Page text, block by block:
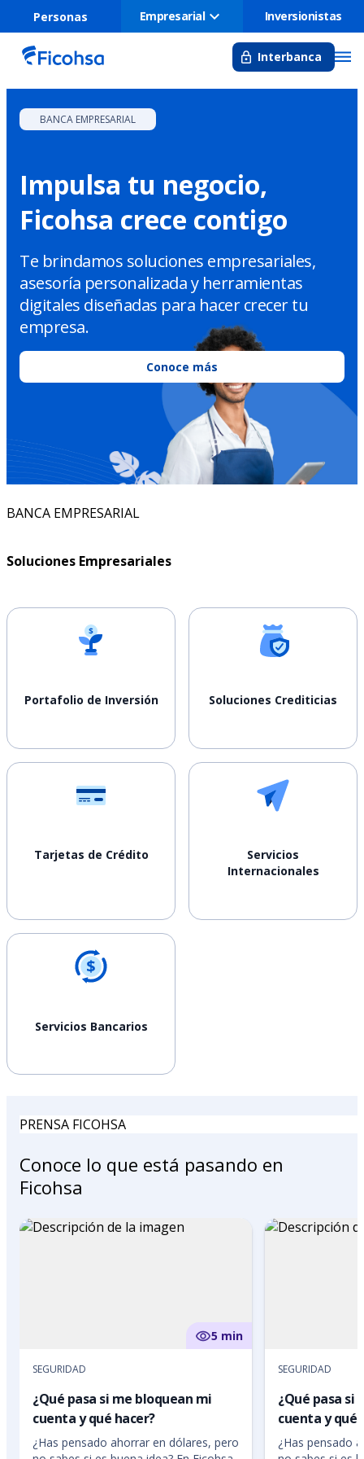
Personas Empresarial Inversionistas
Interbanca
BANCA EMPRESARIAL
Impulsa tu negocio,
Ficohsa crece contigo
Te brindamos soluciones empresariales,
asesoría personalizada y herramientas
digitales diseñadas para hacer crecer tu
empresa.
Conoce más
BANCA EMPRESARIAL
Soluciones Empresariales
Portafolio de Inversión Soluciones Crediticias
Tarjetas de Crédito
Servicios
Internacionales
Servicios Bancarios
PRENSA FICOHSA
Conoce lo que está pasando en
Ficohsa
5 min
SEGURIDAD
¿Qué pasa si me bloquean mi
cuenta y qué hacer?
¿Has pensado ahorrar en dólares, pero
SEGURIDAD
¿Qué pasa si
cuenta y qué
¿Has pensado